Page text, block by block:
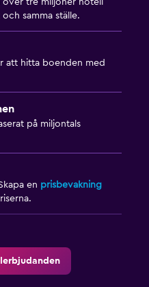
samma ställe.
att hitta boenden med
på miljontals
en prisbevakning